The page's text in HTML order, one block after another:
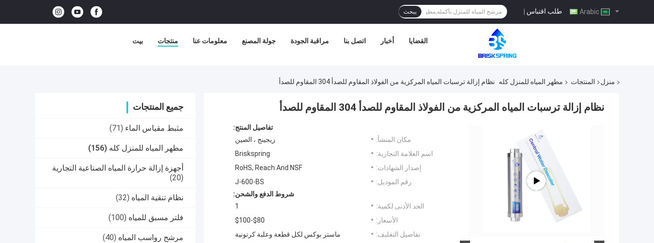
طلب اقتباس | يبحث
بيت منتجات معلومات عنا جولة المصنع مراقبة الجودة اتصل بنا أخبار القضايا
منزل المنتجات مطهر المياه للمنزل كله نظام إزالة ترسبات المياه المركزية من الفولاذ المقاوم للصدأ 304 المقاوم للصدأ
جميع المنتجات
مثبط مقياس الماء (71)
مطهر المياه للمنزل كله (156)
أجهزة إزالة حرارة المياه الصناعية التجارية
(20)
نظام تنقية المياه (32)
فلتر مسبق للمياه (100)
مرشح رواسب المياه (40)
نظام إزالة ترسبات المياه المركزية من الفولاذ المقاوم للصدأ 304 المقاوم للصدأ
تفاصيل المنتج:
مكان المنشأ:
زيجينج ، الصين
اسم العلامة التجارية:
Briskspring
إصدار الشهادات:
RoHS, Reach And NSF
رقم الموديل:
J-600-BS
شروط الدفع والشحن:
الحد الأدنى لكمية:
1
الأسعار:
$80-$100
تفاصيل التغليف:
ماستر بوكس ​​لكل قطعة وعلبة كرتونية